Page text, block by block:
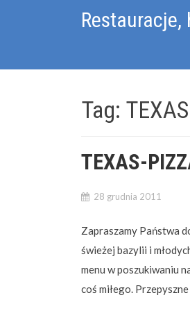
Tag: TEXAS
TEXAS-
28 grudnia 2011
Zapraszamy Państwa
świeżej bazylii i
menu w poszukiwaniu
coś miłego.